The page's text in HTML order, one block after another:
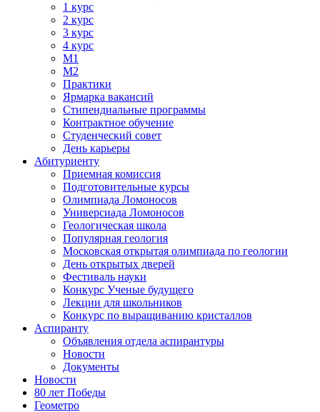
1 курс
2 курс
3 курс
4 курс
М1
М2
Практики
Ярмарка вакансий
Стипендиальные программы
Контрактное обучение
Студенческий совет
День карьеры
Абитуриенту
Приемная комиссия
Подготовительные курсы
Олимпиада Ломоносов
Универсиада Ломоносов
Геологическая школа
Популярная геология
Московская открытая олимпиада по геологии
День открытых дверей
Фестиваль науки
Конкурс Ученые будущего
Лекции для школьников
Конкурс по выращиванию кристаллов
Аспиранту
Объявления отдела аспирантуры
Новости
Документы
Новости
80 лет Победы
Геометро